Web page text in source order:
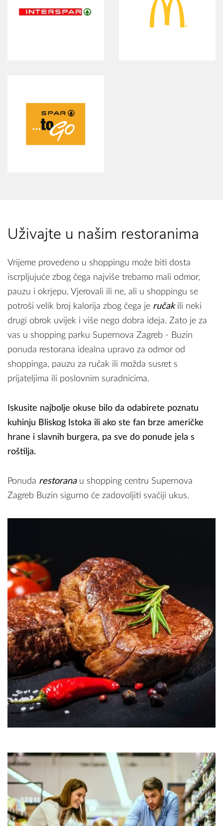
Uživajte u našim restoranima
Vrijeme provedeno u shoppingu može biti dosta
iscrpljujuće zbog čega najviše trebamo mali odmor,
pauzu i okrjepu. Vjerovali ili ne, ali u shoppingu se
potroši velik broj kalorija zbog čega je ručakili neki
drugi obrok uvijek i više nego dobra ideja. Zato je za
vas u shopping parku Supernova Zagreb - Buzin
ponuda restorana idealna upravo za odmor od
shoppinga, pauzu za ručak ili možda susret s
prijateljima ili poslovnim suradnicima.
Iskusite najbolje okuse bilo da odabirete poznatu
kuhinju Bliskog Istoka ili ako ste fan brze američke
hrane i slavnih burgera, pa sve do ponude jela s
roštilja.
Ponuda restoranau shopping centru Supernova
Zagreb Buzin sigurno će zadovoljiti svačiji ukus.